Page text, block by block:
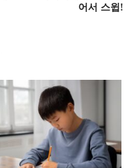
어서 스윕!